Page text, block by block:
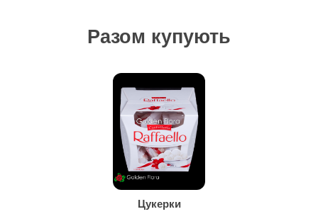
Разом купують
Цукерки